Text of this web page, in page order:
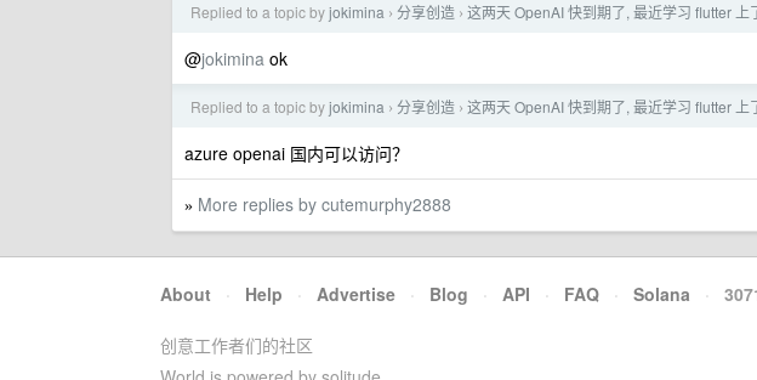
Replied to a topic byjokimina › 分享创造 › 这两天 OpenAI 快到期了, 最近学习 flutter 上
@jokimina ok
Replied to a topic byjokimina › 分享创造 › 这两天 OpenAI 快到期了, 最近学习 flutter 上
azure openai 国内可以访问？
» More replies by cutemurphy2888
About · Help · Advertise · Blog · API · FAQ · Solana ·
创意工作者们的社区